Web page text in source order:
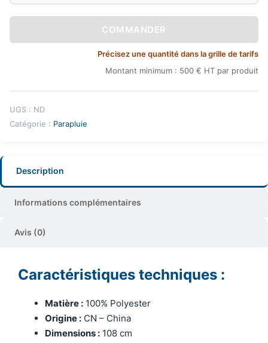
COMMANDER
Précisez une quantité dans la grille de tarifs
Montant minimum : 500 € HT par produit
UGS : ND
Catégorie : Parapluie
Description
Informations complémentaires
Avis (0)
Caractéristiques techniques :
Matière : 100% Polyester
Origine : CN – China
Dimensions : 108 cm